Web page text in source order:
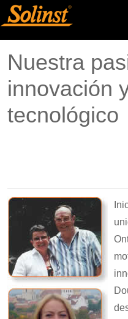
Nuestra
innovación
tecnológico